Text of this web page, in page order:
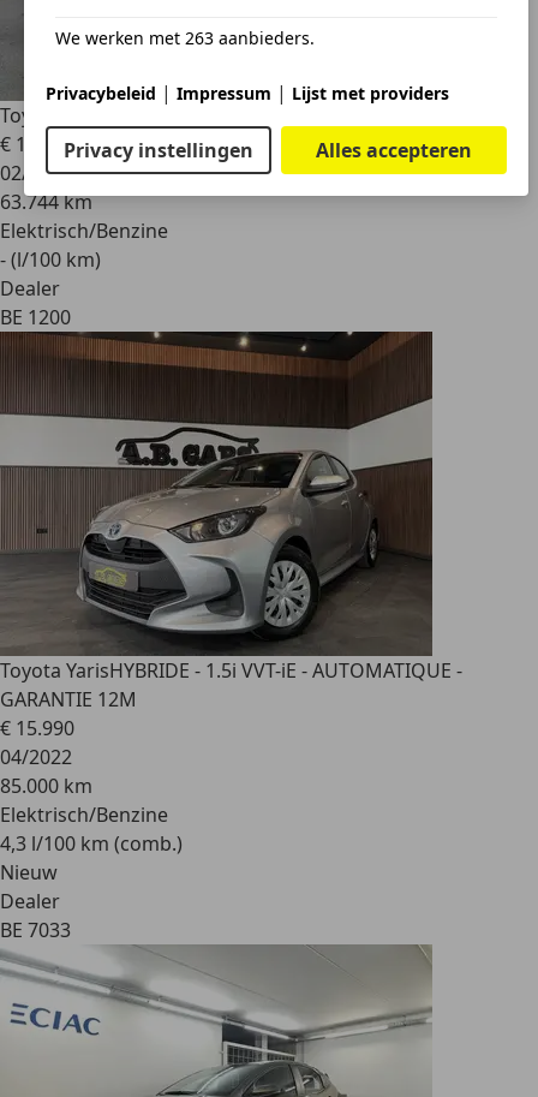
We werken met 263 aanbieders.
Privacybeleid | Impressum | Lijst met providers
Privacy instellingen Alles accepteren
Toyota Yaris
€ 19.9901
02/2024
63.744 km
Elektrisch/Benzine
- (l/100 km)
Dealer
BE 1200
Toyota YarisHYBRIDE - 1.5i VVT-iE - AUTOMATIQUE -
GARANTIE 12M
€ 15.990
04/2022
85.000 km
Elektrisch/Benzine
4,3 l/100 km (comb.)
Nieuw
Dealer
BE 7033